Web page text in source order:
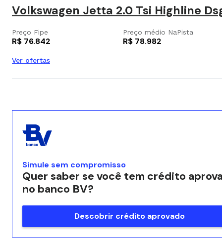
Volkswagen Jetta 2.0 Tsi Highline
Preço Fipe
R$ 76.842
Preço médio NaPista
R$ 78.982
Ver ofertas
Simule sem compromisso
Quer saber se você tem crédito
no banco BV?
Descobrir crédito aprovado